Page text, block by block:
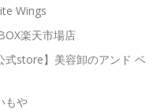
Wings
楽天市場店
式store】美容卸のアンド ベ
もや